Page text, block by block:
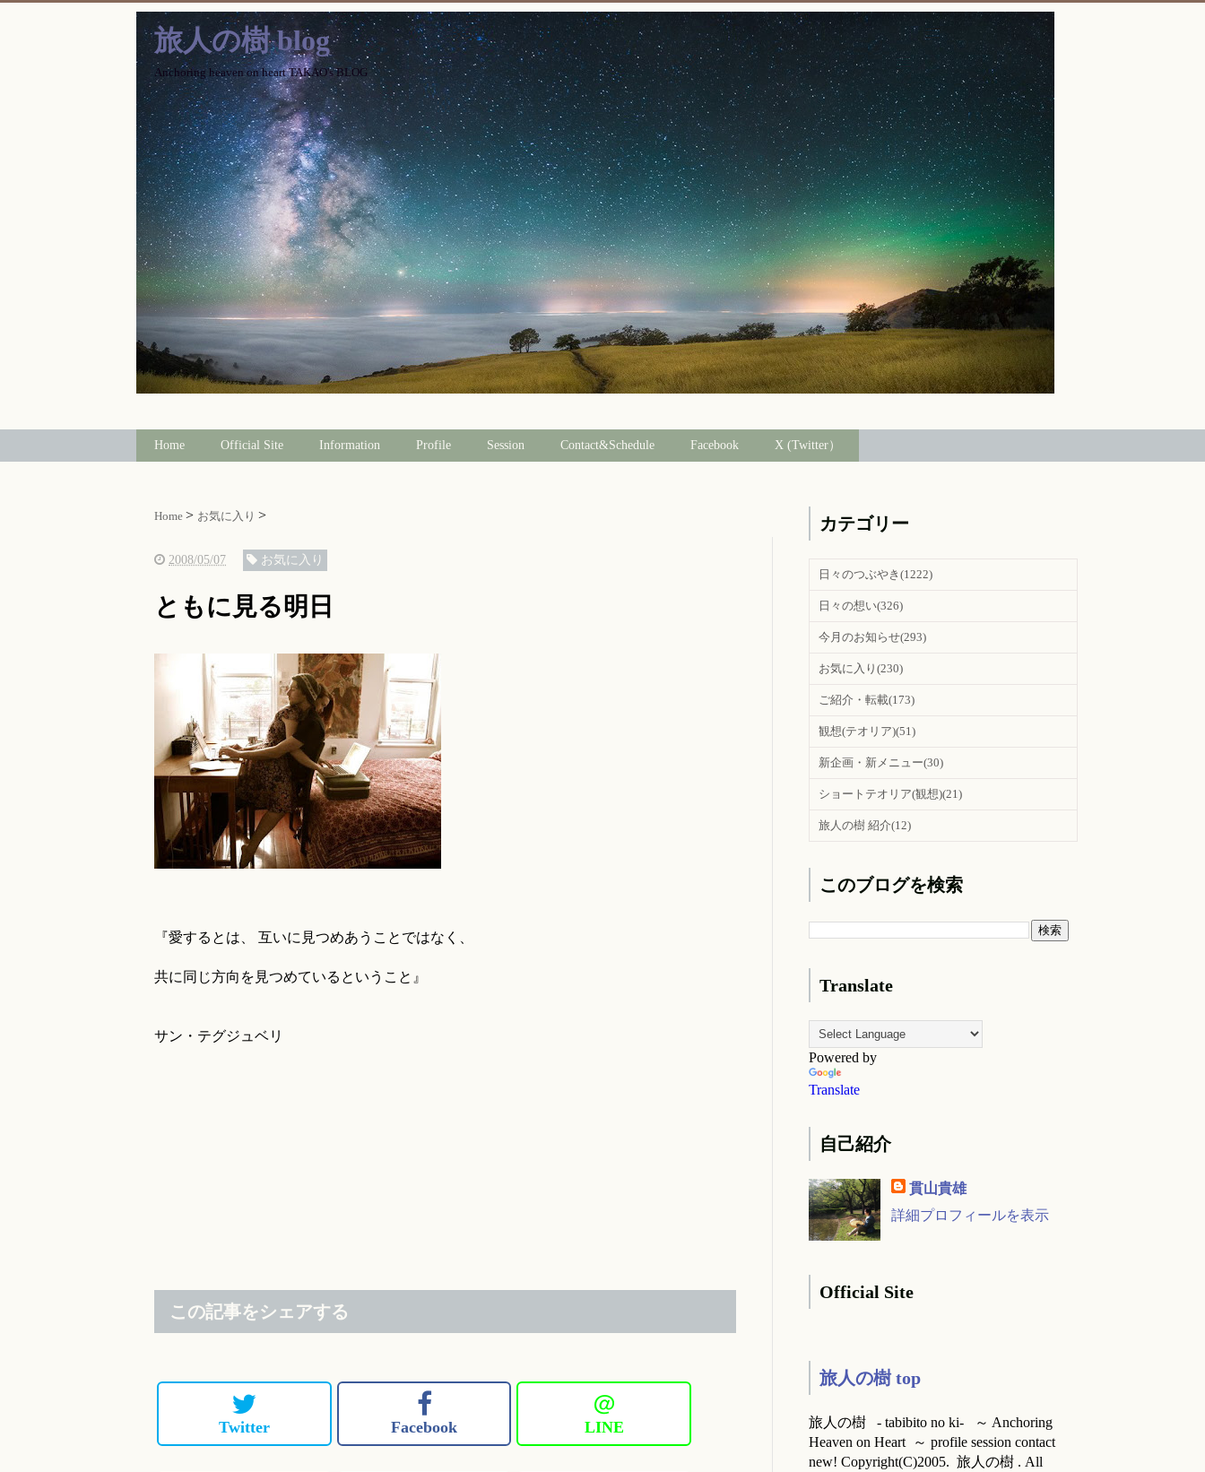
旅人の樹 blog
Anchoring heaven on heart TAKAO's BLOG
Home Official Site Information Profile Session Contact&Schedule Facebook X (Twitter）
Home お気に入り
2008/05/07 お気に入り
ともに見る明日
『愛するとは、 互いに見つめあうことではなく、
共に同じ方向を見つめているということ』
サン・テグジュベリ
この記事をシェアする
Twitter Facebook
＠
LINE
カテゴリー
日々のつぶやき (1222)
日々の想い(326)
今月のお知らせ(293)
お気に入り (230)
ご紹介・転載(173)
観想(テオリア)(51)
新企画・新メニュー(30)
ショートテオリア(観想)(21)
旅人の樹 紹介(12)
このブログを検索
Translate
Powered by
Translate
自己紹介
貫山貴雄
詳細プロフィールを表示
Official Site
旅人の樹 top
旅人の樹 - tabibito no ki- ～ Anchoring
Heaven on Heart ～ profile session contact
new! Copyright(C)2005. 旅人の樹 . All